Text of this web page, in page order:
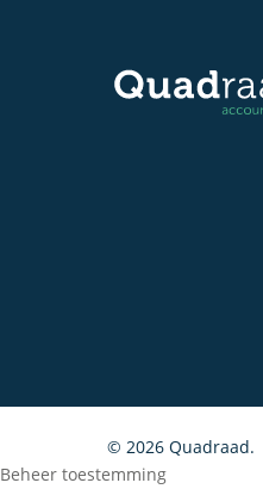
© 2026 Quadraad.
Beheer toestemming